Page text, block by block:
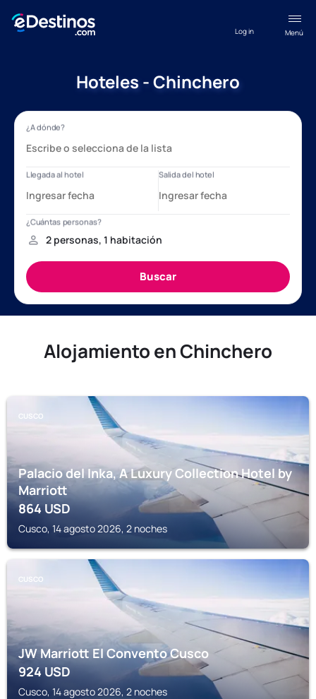
Menú
Log in
Hoteles - Chinchero
Alojamiento en Chinchero
CUSCO
Palacio del Inka, A Luxury Collection Hotel by
Marriott
864USD
Cusco, 14 agosto 2026, 2 noches
CUSCO
JW Marriott El Convento Cusco
924USD
Cusco, 14 agosto 2026, 2 noches